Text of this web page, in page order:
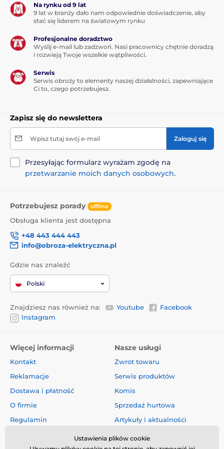
Na rynku od 9 lat
9 lat w branży dało nam odpowiednie doświadczenie, aby
stać się liderem na światowym rynku
Profesjonalne doradztwo
Wyślij e-mail lub zadzwoń. Nasi pracownicy chętnie doradzą
i rozwieją Twoje wszelkie wątpliwości.
Serwis
Serwis obroży to elementy naszej działalności, zapewniające
Ci to, czego potrzebujesz.
Zapisz się do newslettera
Wpisz tutaj swój e-mail Zaloguj się
Przesyłając formularz wyrażam zgodę na
przetwarzanie moich danych osobowych.
Potrzebujesz porady offline
Obsługa klienta jest dostępna
+48 443 444 443
info@obroza-elektryczna.pl
Gdzie nas znaleźć
Polski
Znajdziesz nas również na: Youtube
Facebook
Instagram
Więcej informacji
Kontakt
Reklamacje
Dostawa i płatność
O firmie
Regulamin
Nasze usługi
Zwrot towaru
Serwis produktów
Komis
Sprzedaż hurtowa
Artykuły i aktualności
Ustawienia plików cookie